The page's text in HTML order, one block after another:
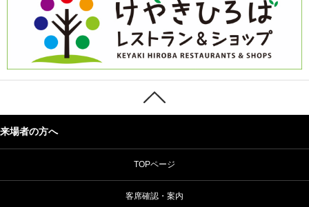
来場者の方へ
TOPページ
客席確認・案内